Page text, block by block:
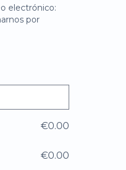
electrónico:
por
€0.00
€0.00